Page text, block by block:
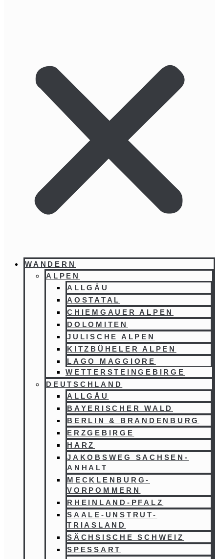
WANDERN
ALPEN
ALLGÄU
AOSTATAL
CHIEMGAUER ALPEN
DOLOMITEN
JULISCHE ALPEN
KITZBÜHELER ALPEN
LAGO MAGGIORE
WETTERSTEINGEBIRGE
DEUTSCHLAND
ALLGÄU
BAYERISCHER WALD
BERLIN & BRANDENBURG
ERZGEBIRGE
HARZ
JAKOBSWEG SACHSEN-
ANHALT
MECKLENBURG-
VORPOMMERN
RHEINLAND-PFALZ
SAALE-UNSTRUT-
TRIASLAND
SÄCHSISCHE SCHWEIZ
SPESSART